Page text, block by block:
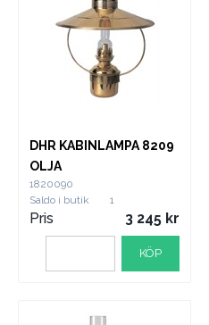
DHR KABINLAMPA 8209
OLJA
1820090
Saldo i butik
1
Pris 3 245
KÖP